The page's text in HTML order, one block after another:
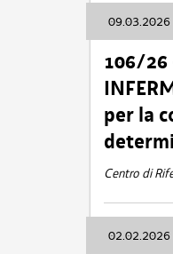
09.03.2026
106/26
per la
Centro di
02.02.2026